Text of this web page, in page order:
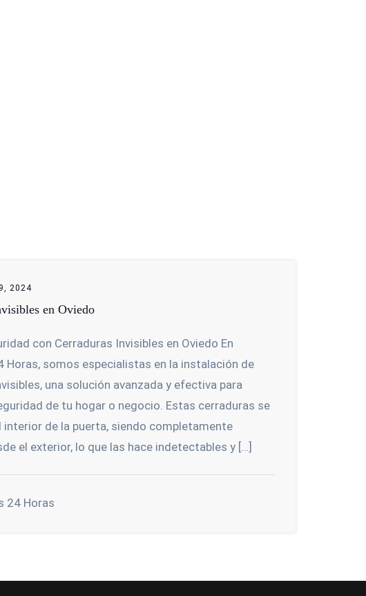
2024
en Oviedo
con Cerraduras Invisibles en Oviedo En
Horas, somos especialistas en la instalación de
una solución avanzada y efectiva para
de tu hogar o negocio. Estas cerraduras se
interior de la puerta, siendo completamente
el exterior, lo que las hace indetectables y […]
24 Horas